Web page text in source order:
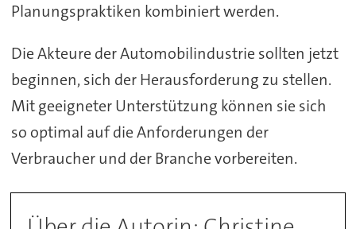
Planungspraktiken kombiniert werden.
Die Akteure der Automobilindustrie sollten jetzt
beginnen, sich der Herausforderung zu stellen.
Mit geeigneter Unterstützung können sie sich
so optimal auf die Anforderungen der
Verbraucher und der Branche vorbereiten.